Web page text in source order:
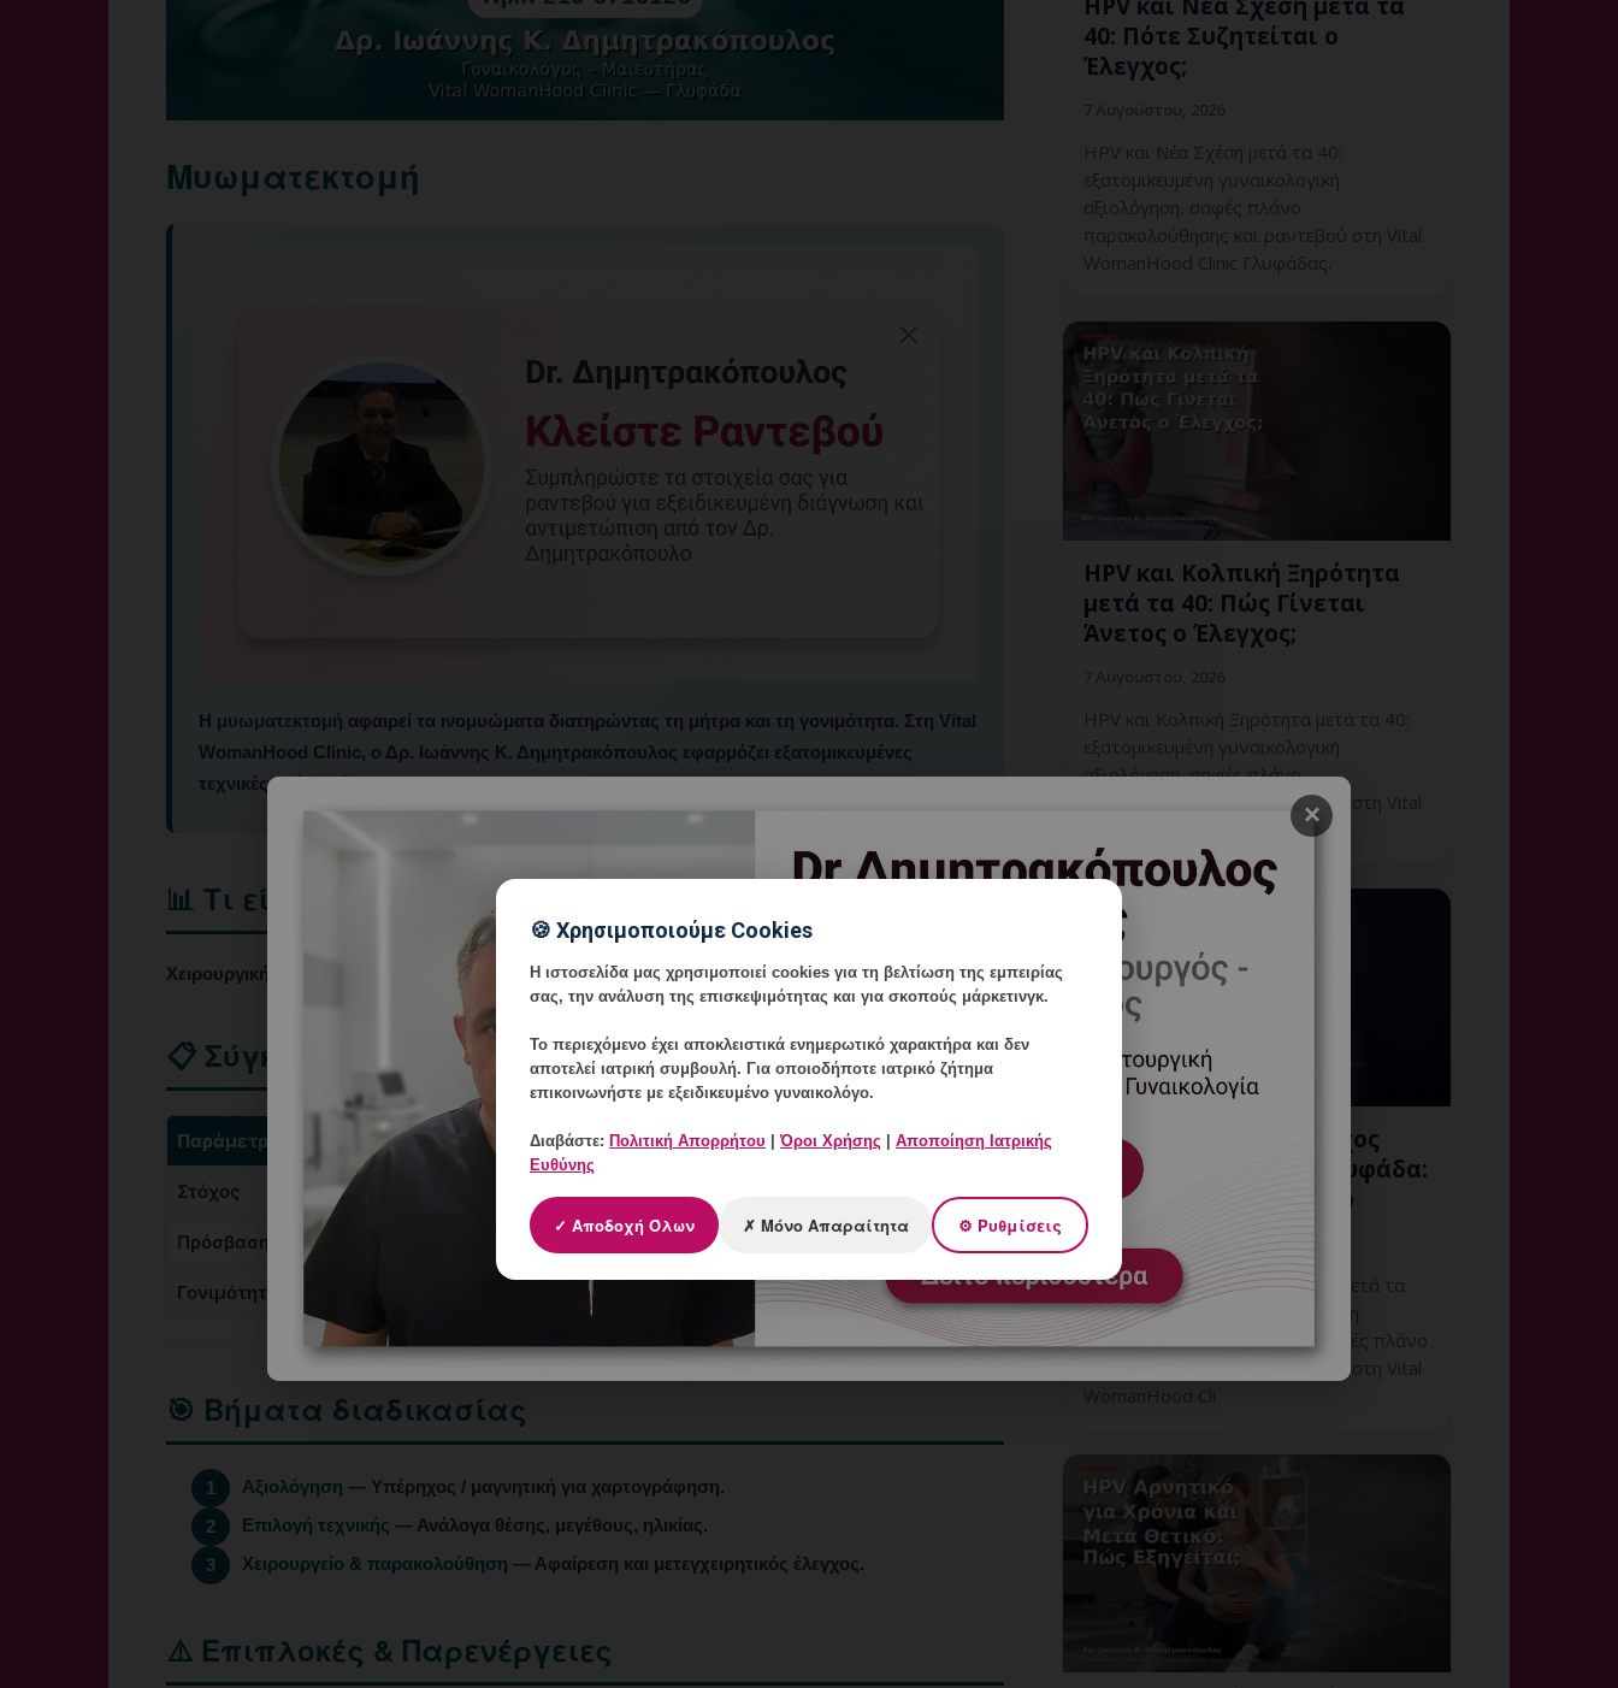
Μυωματεκτομή
Η μυωματεκτομή αφαιρεί τα ινομυώματα διατηρώντας τη μήτρα και τη γονιμότητα. Στη Vital
WomanHood Clinic, ο Δρ. Ιωάννης Κ. Δημητρακόπουλος εφαρμόζει εξατομικευμένες
τεχνικές ανά περίπτωση.
📊 Τι είναι
Χειρουργική αφαίρεση μυωμάτων με διατήρηση μήτρας.
📋 Σύγκριση
Παράμετρος μυωματεκτομή
Στόχος Αφαίρεση όζων, διατήρηση μήτρας
Πρόσβαση Λαπαροσκοπική, υστεροσκοπική, ανοιχτή
Γονιμότητα
🎯 Βήματα διαδικασίας
1 Αξιολόγηση — Υπέρηχος / μαγνητική για χαρτογράφηση.
2
Επιλογή τεχνικής — Ανάλογα θέσης, μεγέθους, ηλικίας.
3
Χειρουργείο & παρακολούθηση — Αφαίρεση και μετεγχειρητικός έλεγχος.
⚠️ Επιπλοκές & Παρενέργειες
HPV και Νέα Σχέση μετά τα
40: Πότε Συζητείται ο
Έλεγχος;
HPV και Νέα Σχέση μετά τα 40:
εξατομικευμένη γυναικολογική
αξιολόγηση, σαφές πλάνο
παρακολούθησης και ραντεβού στη Vital
WomanHood Clinic Γλυφάδας.
HPV και Κολπική Ξηρότητα
μετά τα 40: Πώς Γίνεται
Άνετος ο Έλεγχος;
HPV και Κολπική Ξηρότητα μετά τα 40:
εξατομικευμένη γυναικολογική
αξιολόγηση, σαφές πλάνο
παρακολούθησης και ραντεβού στη Vital
WomanHood Clinic Γλυφάδας.
Ολοκληρωμένος Έλεγχος
HPV μετά τα 40 στη Γλυφάδα:
Πρόληψη και Follow-up
7 Αυγούστου, 2026
Ολοκληρωμένος Έλεγχος HPV μετά τα
40 στη Γλυφάδα: εξατομικευμένη
γυναικολογική αξιολόγηση, σαφές πλάνο
παρακολούθησης και ραντεβού στη Vital
WomanHood Cli
×
🍪 Χρησιμοποιούμε Cookies
Η ιστοσελίδα μας χρησιμοποιεί cookies για τη βελτίωση της εμπειρίας
σας, την ανάλυση της επισκεψιμότητας και για σκοπούς μάρκετινγκ.
Το περιεχόμενο έχει αποκλειστικά ενημερωτικό χαρακτήρα και δεν
αποτελεί ιατρική συμβουλή. Για οποιοδήποτε ιατρικό ζήτημα
επικοινωνήστε με εξειδικευμένο γυναικολόγο.
Διαβάστε: Πολιτική Απορρήτου |Όροι Χρήσης | Αποποίηση Ιατρικής
Ευθύνης
✓ Αποδοχή Όλων ✗ Μόνο Απαραίτητα ⚙ Ρυθμίσεις